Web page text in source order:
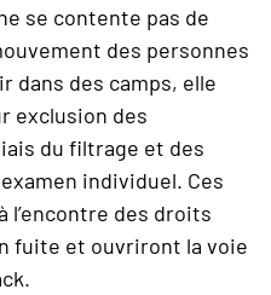
se contente pas de
des personnes
dans des camps, elle
exclusion des
du filtrage et des
individuel. Ces
l’encontre des droits
fuite et ouvriront la voie